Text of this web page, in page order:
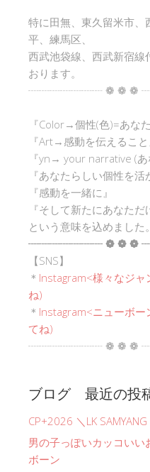
特に田無、東久留米市
平、練馬区、
西武池袋線、西武新宿線
おります。
┈┈┈┈┈┈┈ ❁ ❁ ❁
『Color→個性(色)=あな
『Art→感動を伝えること
『yn→ your narrative (あ
『あなたらしい個性を活
『感動を一緒に』
『そして新たにあなた
という意味を込めました。
┈┈┈┈┈┈┈ ❁ ❁ ❁
【SNS】
＊ Instagram<様々なジャ
ね)
＊ Instagram<ニューボ
てね)
┈┈┈┈┈┈┈ ❁ ❁ ❁
ブログ 最近の投
CP+2026 ＼LK
男の子っぽいカッコい
ボーン